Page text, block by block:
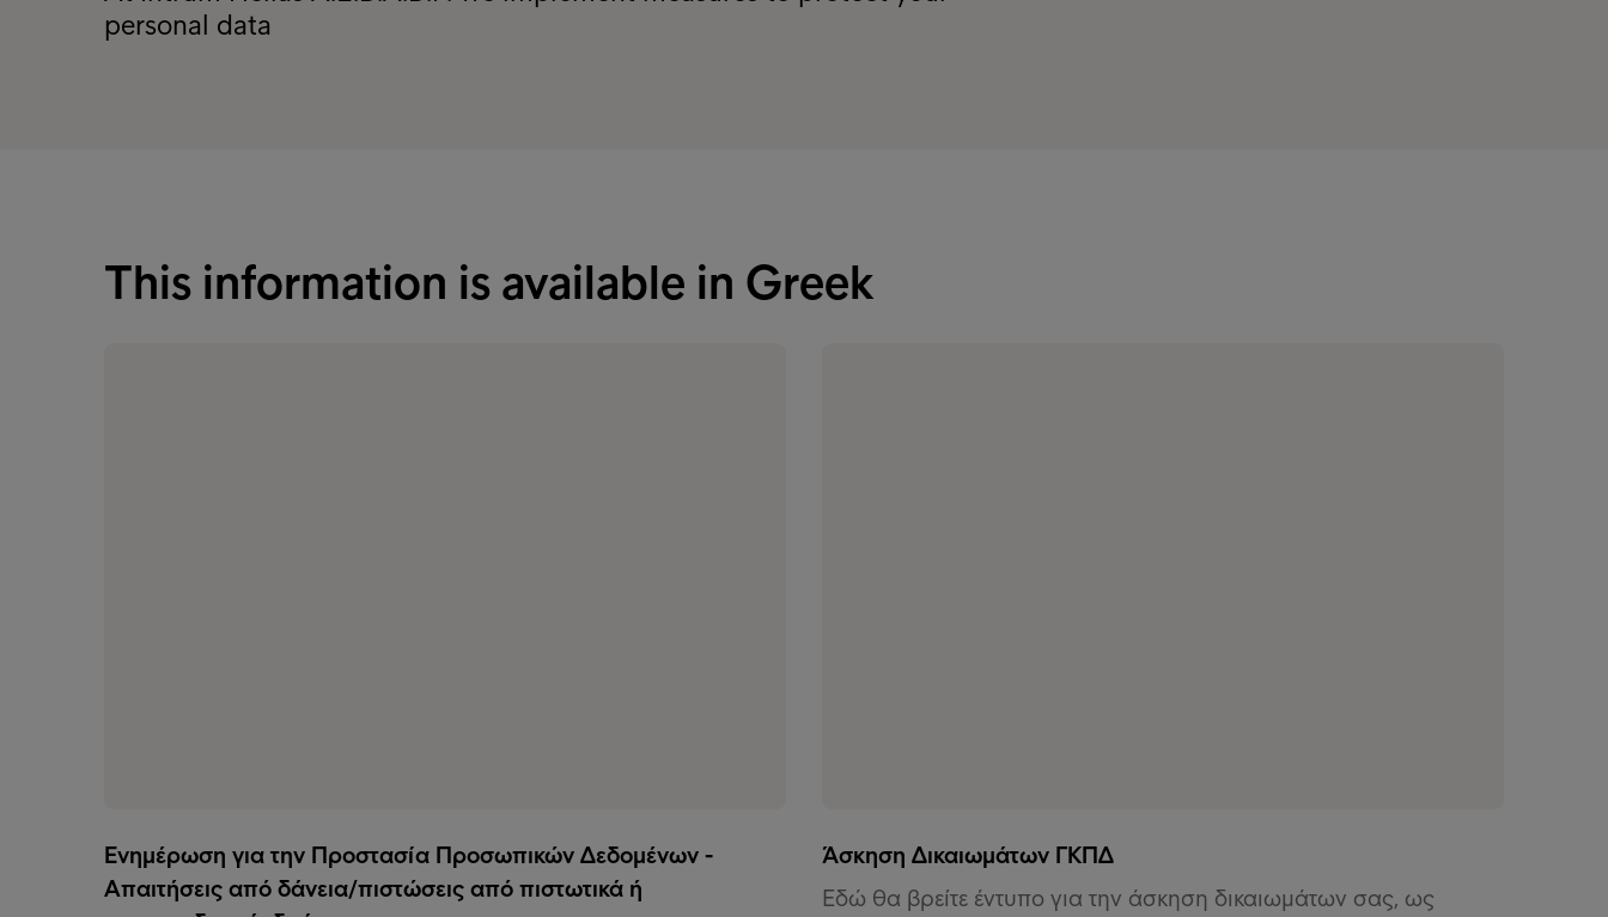
personal data
This information is available in Greek
Ενημέρωση για την Προστασία Προσωπικών Δεδομένων -
Απαιτήσεις από δάνεια/πιστώσεις από πιστωτικά ή
Άσκηση Δικαιωμάτων ΓΚΠΔ
Εδώ θα βρείτε έντυπο για την άσκηση δικαιωμάτων σας, ως